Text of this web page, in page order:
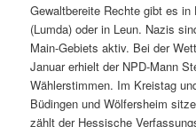
Gewaltbereite Rechte gibt es
(Lumda) oder in Leun. Nazis
Main-Gebiets aktiv. Bei der
Januar erhielt der NPD-Mann
Wählerstimmen. Im Kreistag
Büdingen und Wölfersheim
zählt der Hessische